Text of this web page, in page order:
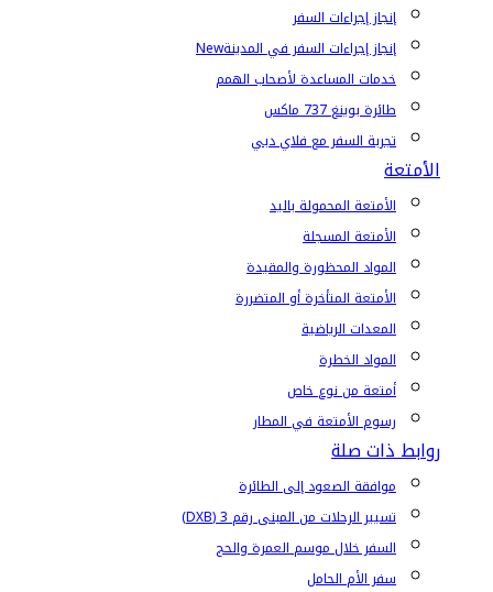
إنجاز إجراءات السفر
إنجاز إجراءات السفر في المدينةNew
خدمات المساعدة لأصحاب الهمم
طائرة بوينغ 737 ماكس
تجربة السفر مع فلاي دبي
الأمتعة
الأمتعة المحمولة باليد
الأمتعة المسجلة
المواد المحظورة والمقيدة
الأمتعة المتأخرة أو المتضررة
المعدات الرياضية
المواد الخطرة
أمتعة من نوع خاص
رسوم الأمتعة في المطار
روابط ذات صلة
موافقة الصعود إلى الطائرة
تسيير الرحلات من المبنى رقم 3 (DXB)
السفر خلال موسم العمرة والحج
سفر الأم الحامل